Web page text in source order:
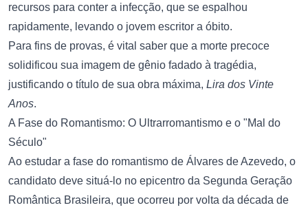
recursos para conter a infecção, que se espalhou
rapidamente, levando o jovem escritor a óbito.
Para fins de provas, é vital saber que a morte precoce
solidificou sua imagem de gênio fadado à tragédia,
justificando o título de sua obra máxima, Lira dos Vinte
Anos.
A Fase do Romantismo: O Ultrarromantismo e o "Mal do
Século"
Ao estudar a fase do romantismo de Álvares de Azevedo, o
candidato deve situá-lo no epicentro da Segunda Geração
Romântica Brasileira, que ocorreu por volta da década de